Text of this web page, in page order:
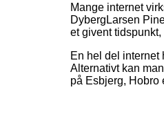
Mange internet
DybergLarsen
et givent
En hel del internet
Alternativt kan
på Esbjerg, Hobro